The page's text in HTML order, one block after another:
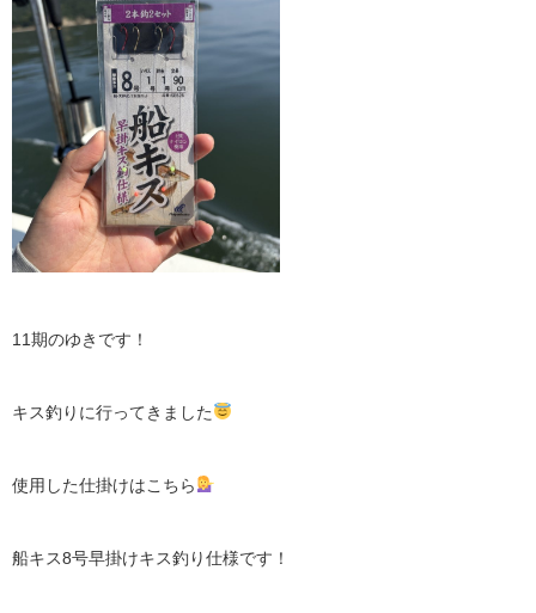
11期のゆきです！
キス釣りに行ってきました
使用した仕掛けはこちら
船キス8号早掛けキス釣り仕様です！